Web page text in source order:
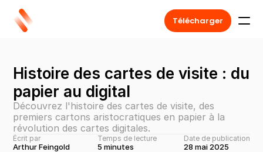
Télécharger
Histoire des cartes de visite : du
papier au digital
Découvrez l'histoire des cartes de visite, des
premiers cartons aristocratiques en papier à la
révolution des cartes digitales.
Écrit par
Arthur Feingold
Temps de lecture
5 minutes
Date de publication
28 mai 2025